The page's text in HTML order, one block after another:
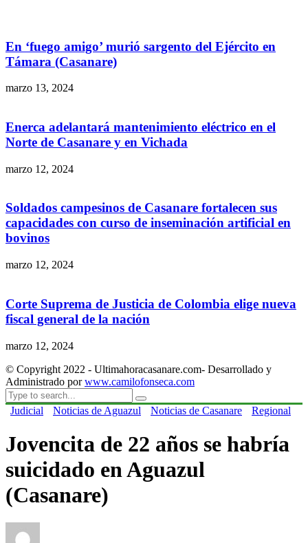
En ‘fuego amigo’ murió sargento del Ejército en
Támara (Casanare)
marzo 13, 2024
Enerca adelantará mantenimiento eléctrico en el
Norte de Casanare y en Vichada
marzo 12, 2024
Soldados campesinos de Casanare fortalecen sus
capacidades con curso de inseminación artificial en
bovinos
marzo 12, 2024
Corte Suprema de Justicia de Colombia elige nueva
fiscal general de la nación
marzo 12, 2024
© Copyright 2022 - Ultimahoracasanare.com- Desarrollado y
Administrado porwww.camilofonseca.com
Judicial Noticias de Aguazul Noticias de Casanare Regional
Jovencita de 22 años se habría
suicidado en Aguazul
(Casanare)